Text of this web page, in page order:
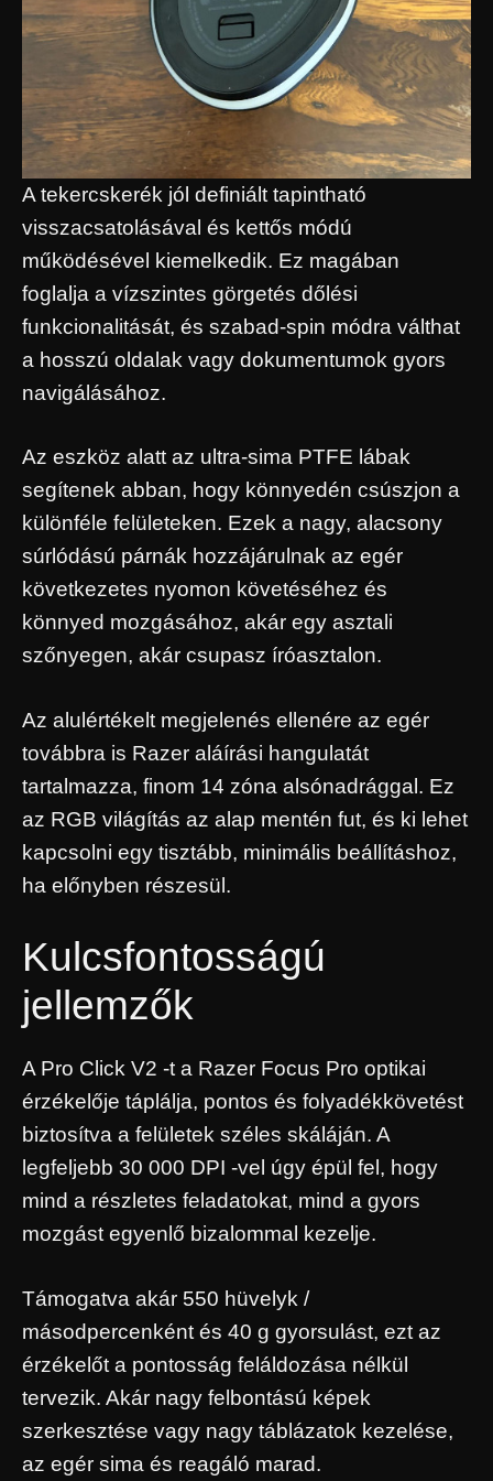
A tekercskerék jól definiált tapintható
visszacsatolásával és kettős módú
működésével kiemelkedik. Ez magában
foglalja a vízszintes görgetés dőlési
funkcionalitását, és szabad-spin módra válthat
a hosszú oldalak vagy dokumentumok gyors
navigálásához.
Az eszköz alatt az ultra-sima PTFE lábak
segítenek abban, hogy könnyedén csúszjon a
különféle felületeken. Ezek a nagy, alacsony
súrlódású párnák hozzájárulnak az egér
következetes nyomon követéséhez és
könnyed mozgásához, akár egy asztali
szőnyegen, akár csupasz íróasztalon.
Az alulértékelt megjelenés ellenére az egér
továbbra is Razer aláírási hangulatát
tartalmazza, finom 14 zóna alsónadrággal. Ez
az RGB világítás az alap mentén fut, és ki lehet
kapcsolni egy tisztább, minimális beállításhoz,
ha előnyben részesül.
Kulcsfontosságú
jellemzők
A Pro Click V2 -t a Razer Focus Pro optikai
érzékelője táplálja, pontos és folyadékkövetést
biztosítva a felületek széles skáláján. A
legfeljebb 30 000 DPI -vel úgy épül fel, hogy
mind a részletes feladatokat, mind a gyors
mozgást egyenlő bizalommal kezelje.
Támogatva akár 550 hüvelyk /
másodpercenként és 40 g gyorsulást, ezt az
érzékelőt a pontosság feláldozása nélkül
tervezik. Akár nagy felbontású képek
szerkesztése vagy nagy táblázatok kezelése,
az egér sima és reagáló marad.